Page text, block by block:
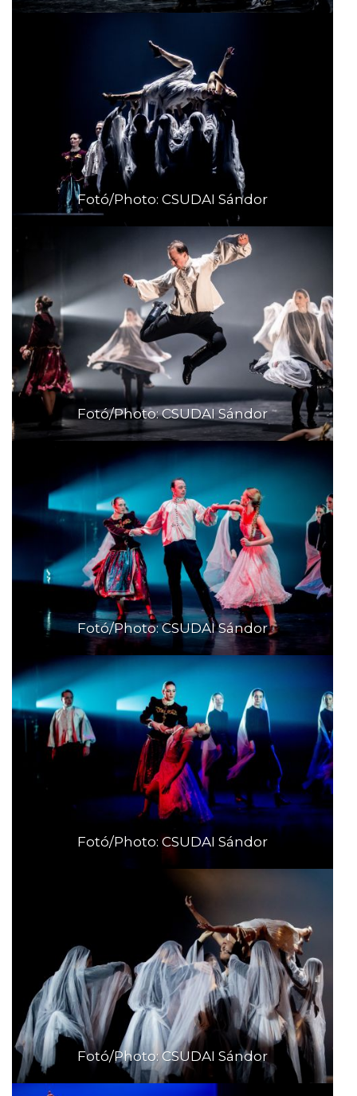
Fotó/Photo: CSUDAI Sándor
Fotó/Photo: CSUDAI Sándor
Fotó/Photo: CSUDAI Sándor
Fotó/Photo: CSUDAI Sándor
Fotó/Photo: CSUDAI Sándor